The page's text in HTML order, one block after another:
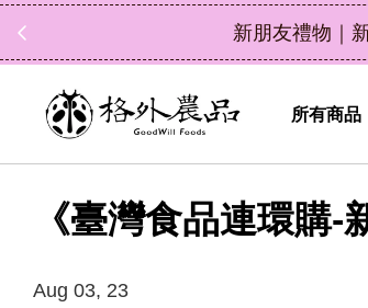
中秋禮
所有商品
《臺灣食品連環購-
Aug 03, 23